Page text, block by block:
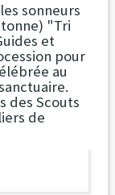
sonneurs
"Tri
et
pour
au
des Scouts
de